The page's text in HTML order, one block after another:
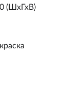
(ШхГхВ)